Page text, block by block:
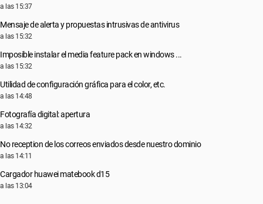
a las 15:37
Mensaje de alerta y propuestas intrusivas de antivirus
a las 15:32
Imposible instalar el media feature pack en windows ...
a las 15:32
Utilidad de configuración gráfica para el color, etc.
a las 14:48
Fotografía digital: apertura
a las 14:32
No reception de los correos enviados desde nuestro dominio
a las 14:11
Cargador huawei matebook d15
a las 13:04